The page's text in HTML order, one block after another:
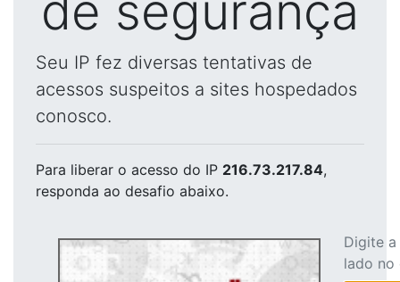
Seu IP fez diversas tentativas de
acessos suspeitos a sites hospedados
conosco.
Para liberar o acesso do IP 216.73.217.84,
responda ao desafio abaixo.
Digite
lado no